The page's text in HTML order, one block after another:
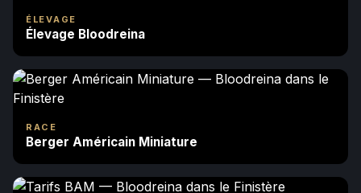
ÉLEVAGE
Élevage Bloodreina
RACE
Berger Américain Miniature